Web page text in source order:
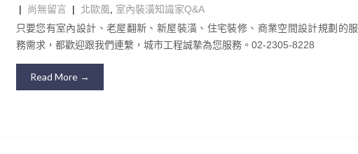
| 尚無留言 | 北歐風
室內裝潢知識家Q&A
只要您有室內設計、老屋翻新、新屋裝潢、住宅裝修、商業空間設計規劃的服
務需求，都歡迎跟我們連繫，城市工程誠摯為您服務。02-2305-8228
Read More →